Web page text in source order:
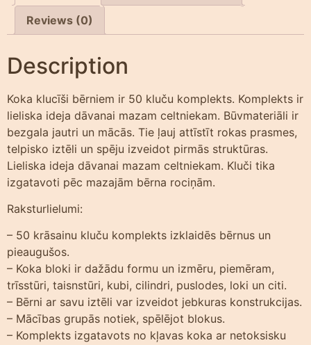
Reviews (0)
Description
Koka klucīši bērniem ir 50 kluču komplekts. Komplekts ir
lieliska ideja dāvanai mazam celtniekam. Būvmateriāli ir
bezgala jautri un mācās. Tie ļauj attīstīt rokas prasmes,
telpisko iztēli un spēju izveidot pirmās struktūras.
Lieliska ideja dāvanai mazam celtniekam. Kluči tika
izgatavoti pēc mazajām bērna rociņām.
Raksturlielumi:
– 50 krāsainu kluču komplekts izklaidēs bērnus un
pieaugušos.
– Koka bloki ir dažādu formu un izmēru, piemēram,
trīsstūri, taisnstūri, kubi, cilindri, puslodes, loki un citi.
– Bērni ar savu iztēli var izveidot jebkuras konstrukcijas.
– Mācības grupās notiek, spēlējot blokus.
– Komplekts izgatavots no kļavas koka ar netoksisku